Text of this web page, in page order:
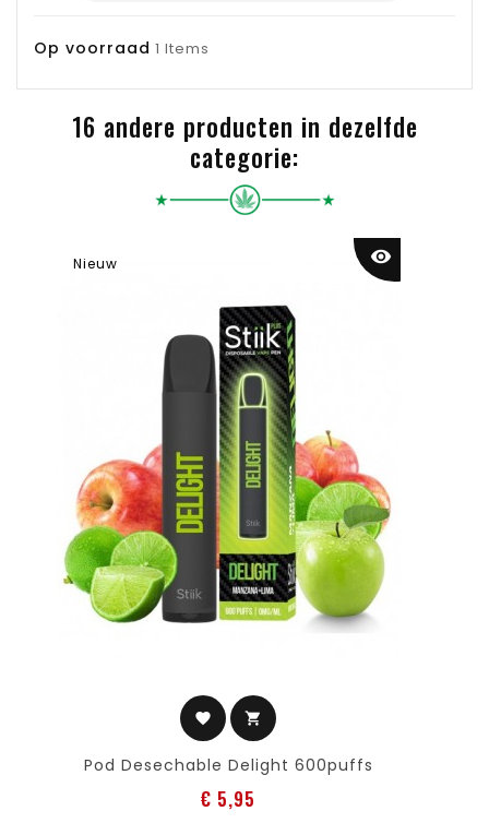
Op voorraad 1 Items
16 andere producten in dezelfde
categorie:
Nieuw
favorite shopping_cart
visibility
Pod Desechable Delight 600puffs
€ 5,95